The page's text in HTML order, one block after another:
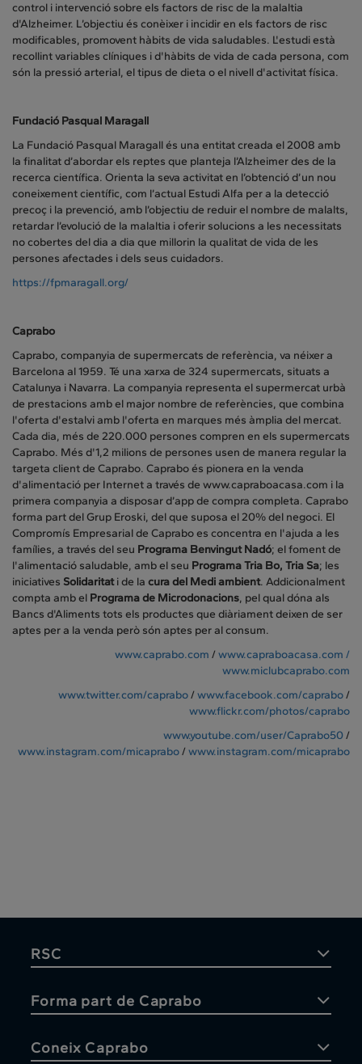
control i intervenció sobre els factors de risc de la malaltia
d'Alzheimer. L’objectiu és conèixer i incidir en els factors de risc
modificables, promovent hàbits de vida saludables. L'estudi està
recollint variables clíniques i d'hàbits de vida de cada persona, com
són la pressió arterial, el tipus de dieta o el nivell d'activitat física.
Fundació Pasqual Maragall
La Fundació Pasqual Maragall és una entitat creada el 2008 amb
la finalitat d’abordar els reptes que planteja l’Alzheimer des de la
recerca científica. Orienta la seva activitat en l’obtenció d’un nou
coneixement científic, com l’actual Estudi Alfa per a la detecció
precoç i la prevenció, amb l’objectiu de reduir el nombre de malalts,
retardar l’evolució de la malaltia i oferir solucions a les necessitats
no cobertes del dia a dia que millorin la qualitat de vida de les
persones afectades i dels seus cuidadors.
https://fpmaragall.org/
Caprabo
Caprabo, companyia de supermercats de referència, va néixer a
Barcelona al 1959. Té una xarxa de 324 supermercats, situats a
Catalunya i Navarra. La companyia representa el supermercat urbà
de prestacions amb el major nombre de referències, que combina
l'oferta d'estalvi amb l'oferta en marques més àmplia del mercat.
Cada dia, més de 220.000 persones compren en els supermercats
Caprabo. Més d'1,2 milions de persones usen de manera regular la
targeta client de Caprabo. Caprabo és pionera en la venda
d'alimentació per Internet a través de www.capraboacasa.com i la
primera companyia a disposar d’app de compra completa. Caprabo
forma part del Grup Eroski, del que suposa el 20% del negoci. El
Compromís Empresarial de Caprabo es concentra en l'ajuda a les
famílies, a través del seu Programa Benvingut Nadó; el foment de
l'alimentació saludable, amb el seu Programa Tria Bo, Tria Sa; les
iniciatives Solidaritati de la cura del Medi ambient. Addicionalment
compta amb el Programa de Microdonacions, pel qual dóna als
Bancs d'Aliments tots els productes que diàriament deixen de ser
aptes per a la venda però són aptes per al consum.
www.caprabo.com / www.capraboacasa.com /
www.miclubcaprabo.com
www.twitter.com/caprabo/ www.facebook.com/caprabo/
www.flickr.com/photos/caprabo
www.youtube.com/user/Caprabo50/
www.instagram.com/micaprabo/ www.instagram.com/micaprabo
RSC
Forma part de Caprabo
Coneix Caprabo